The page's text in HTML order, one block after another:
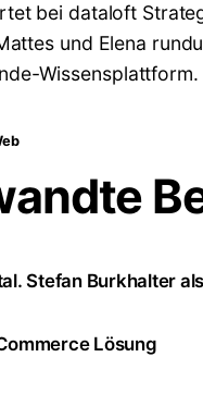
bei dataloft
und Elena
Wissensplattform.
Stefan Burkhalter
Lösung